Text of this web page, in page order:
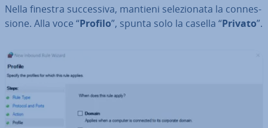
Nella finestra suc­ces­si­va, mantieni se­le­zio­na­ta la con­nes­
sio­ne. Alla voce “Profilo”, spunta solo la casella “Privato”.